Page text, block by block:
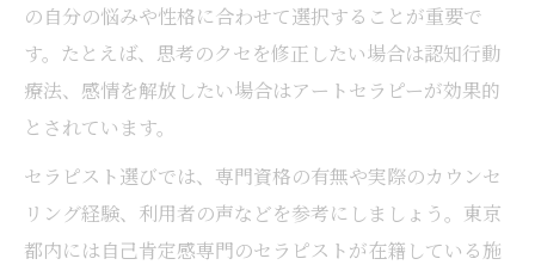
の自分の悩みや性格に合わせて選択することが重要で
す。たとえば、思考のクセを修正したい場合は認知行動
療法、感情を解放したい場合はアートセラピーが効果的
とされています。
セラピスト選びでは、専門資格の有無や実際のカウンセ
リング経験、利用者の声などを参考にしましょう。東京
都内には自己肯定感専門のセラピストが在籍している施